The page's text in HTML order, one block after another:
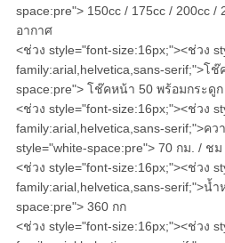
space:pre"> 150cc / 175cc / 200cc
อากาศ
<ช่วง style="font-size:16px;"><ช่วง
family:arial,helvetica,sans-serif;">โ
space:pre"> โช๊คหน้า 50 พร้อมกระดูก
<ช่วง style="font-size:16px;"><ช่วง
family:arial,helvetica,sans-serif;">คว
style="white-space:pre"> 70 กม. / ชม
<ช่วง style="font-size:16px;"><ช่วง
family:arial,helvetica,sans-serif;">น้
space:pre"> 360 กก
<ช่วง style="font-size:16px;"><ช่วง